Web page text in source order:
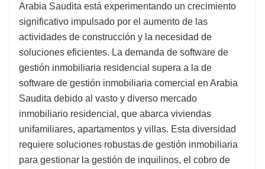
Arabia Saudita está experimentando un crecimiento
significativo impulsado por el aumento de las
actividades de construcción y la necesidad de
soluciones eficientes. La demanda de software de
gestión inmobiliaria residencial supera a la de
software de gestión inmobiliaria comercial en Arabia
Saudita debido al vasto y diverso mercado
inmobiliario residencial, que abarca viviendas
unifamiliares, apartamentos y villas. Esta diversidad
requiere soluciones robustas de gestión inmobiliaria
para gestionar la gestión de inquilinos, el cobro de